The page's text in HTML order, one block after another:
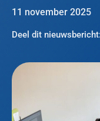
11 november 2025
Deel dit nieuwsbericht: